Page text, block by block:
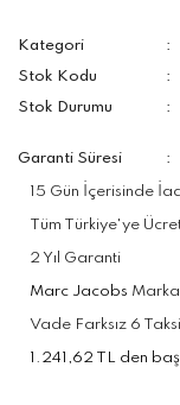
Kategori
Stok Kodu
Stok Durumu
Garanti Süresi
15 Gün İçerisinde
Tüm Türkiye'ye
2 Yıl Garanti
Marc Jacobs Marka
Vade Farksız 6
1.241,62 TL den